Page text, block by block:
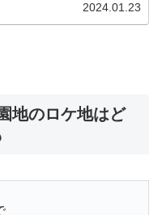
2024.01.23
地のロケ地はど